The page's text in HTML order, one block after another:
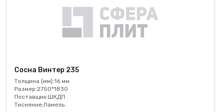
Сосна Винтер 235
Толщина (мм):16 мм
Размер:2750*1830
Поставщик:ШКДП
Тиснение:Ламель